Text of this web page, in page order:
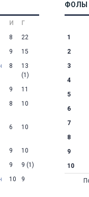
И
Г
8
22
9
15
8
13
(1)
9
11
8 10
6 10
9
10
9 9 (1)
10 9
ФОЛЫ
1
2
3
4
5
6
7
8
9
10